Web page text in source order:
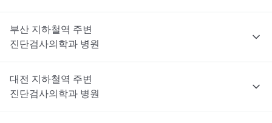
부산 지하철역 주변
진단검사의학과 병원
대전 지하철역 주변
진단검사의학과 병원